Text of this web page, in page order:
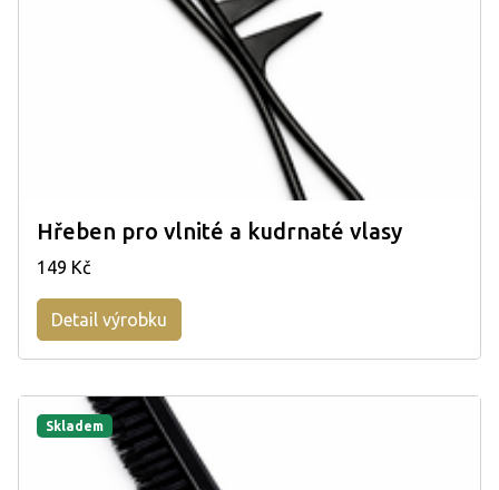
Hřeben pro vlnité a kudrnaté vlasy
149 Kč
Detail výrobku
Skladem